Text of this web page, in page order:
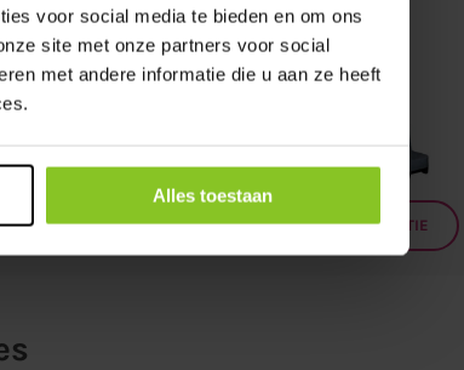
voor social media te bieden en om ons
site met onze partners voor social
met andere informatie die u aan ze heeft
Alles toestaan
MEER INFORMATIE